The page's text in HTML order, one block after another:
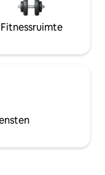
Fitnessruimte